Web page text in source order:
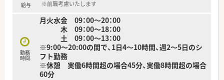
給与 ※前職考慮いたします
勤務
時間
月火水金 09：00～20：00
木 09：00～18：00
土 09：00～13：00
※9:00～20:00の間で、1日4～10時間、週2～5日のシ
フト勤務
※休憩 実働6時間超の場合45分、実働8時間超の場合
60分